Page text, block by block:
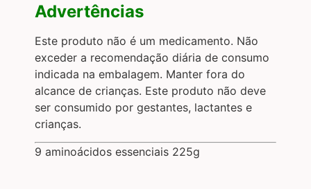
Advertências
Este produto não é um medicamento. Não
exceder a recomendação diária de consumo
indicada na embalagem. Manter fora do
alcance de crianças. Este produto não deve
ser consumido por gestantes, lactantes e
crianças.
9 aminoácidos essenciais 225g